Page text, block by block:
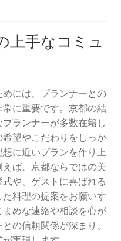
上手なコミュ
には、プランナーとの
に重要です。京都の結
ランナーが多数在籍し
望やこだわりをしっか
に近いプランを作り上
ば、京都ならではの美
や、ゲストに喜ばれる
料理の提案をお願いす
めな連絡や相談を心が
の信頼関係が深まり、